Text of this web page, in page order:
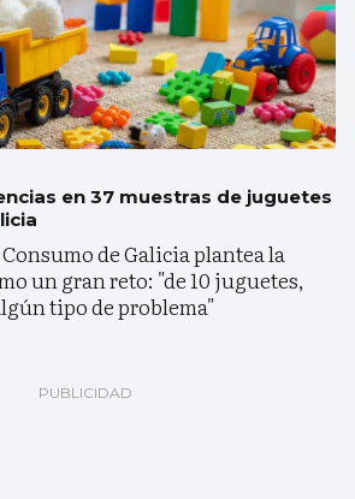
en 37 muestras de juguetes
de Galicia plantea la
un gran reto: "de 10 juguetes,
tipo de problema"